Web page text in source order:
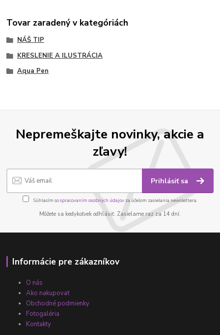
Tovar zaradený v kategóriách
NÁŠ TIP
KRESLENIE A ILUSTRÁCIA
Aqua Pen
Nepremeškajte novinky, akcie a
zľavy!
Prihlásiť sa
Súhlasím sospracovaním osobných údajov za účelom zasielania newslettera.
Môžete sa kedykoľvek odhlásiť. Zasielame raz za 14 dní.
Informácie pre zákazníkov
O nás
Ako nakupovať
Obchodné podmienky
Fotogaléria
Kontakty